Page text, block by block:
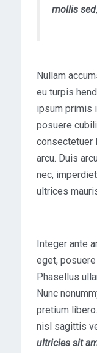
mollis sed
Nullam
eu turpis
ipsum primis
posuere
consectetuer
arcu. Duis
nec,
ultrices
Integer ante
eget,
Phasellus
Nunc
pretium
nisl sagittis
ultricies sit